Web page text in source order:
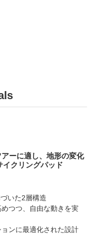
ーに適し、地形の変化
イクリングパッド
いた2層構造
つつ、自由な動きを実
ンに最適化された設計